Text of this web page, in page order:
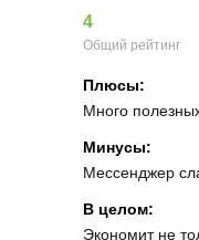
4
Общий рейтинг
Плюсы:
Много
Минусы:
Мессенджер
В целом:
Экономит не